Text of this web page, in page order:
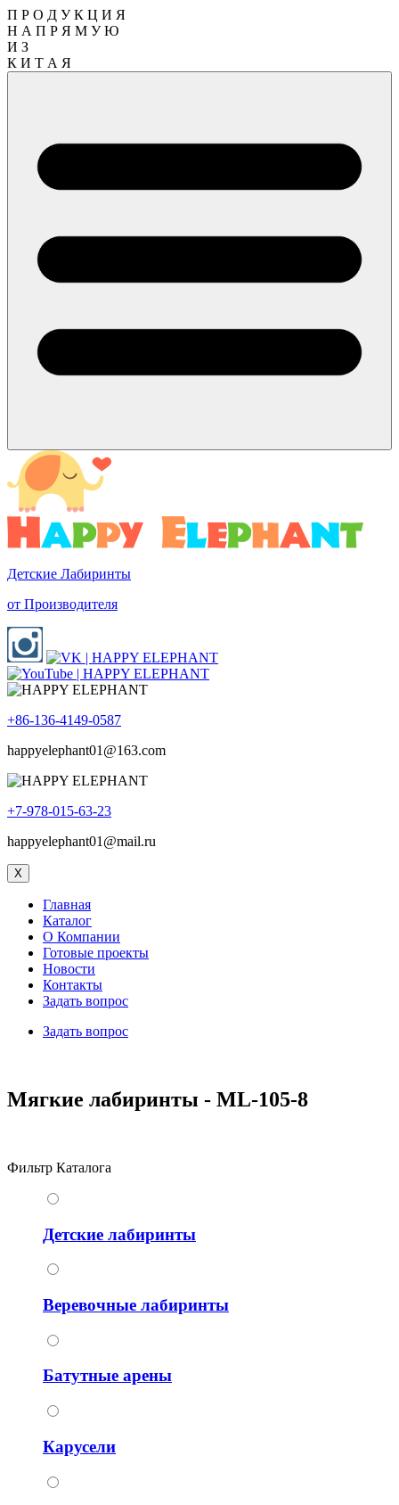
П Р О Д У К Ц И Я
Н А П Р Я М У Ю
И З
К И Т А Я
Детские Лабиринты
от Производителя
+86-136-4149-0587
happyelephant01@163.com
+7-978-015-63-23
happyelephant01@mail.ru
X
Главная
Каталог
О Компании
Готовые проекты
Новости
Контакты
Задать вопрос
Задать вопрос
Мягкие лабиринты - ML-105-8
Фильтр Каталога
Детские лабиринты
Веревочные лабиринты
Батутные арены
Карусели